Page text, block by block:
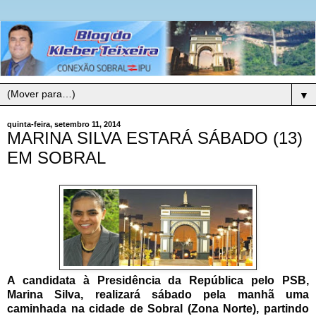
▼
quinta-feira, setembro 11, 2014
MARINA SILVA ESTARÁ SÁBADO (13)
EM SOBRAL
A candidata à Presidência da República pelo PSB,
Marina Silva, realizará sábado pela manhã uma
caminhada na cidade de Sobral (Zona Norte), partindo